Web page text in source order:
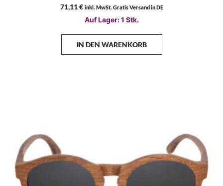
71,11€ inkl. MwSt. Gratis Versand in DE
Auf Lager: 1 Stk.
IN DEN WARENKORB